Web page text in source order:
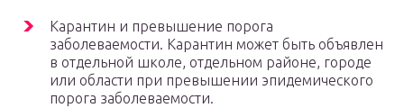
Карантин и превышение порога
заболеваемости. Карантин может быть объявлен
в отдельной школе, отдельном районе, городе
или области при превышении эпидемического
порога заболеваемости.